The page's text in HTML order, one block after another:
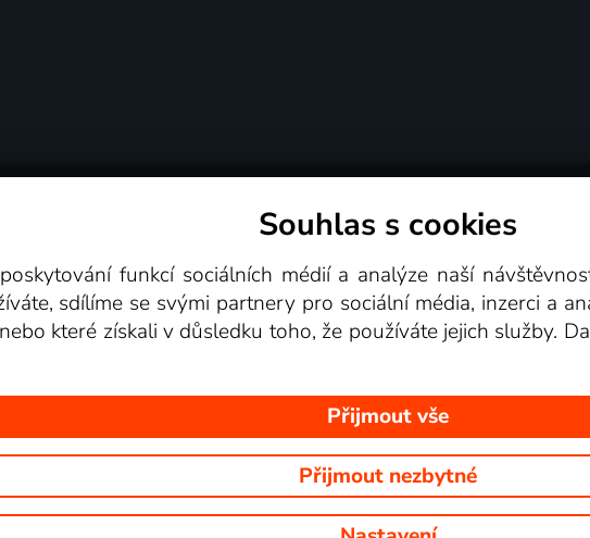
Videotéka
© goNET s.r.o. Na tomto webu jsou zobrazovány obrázky z pořadů TV stanic,
Souhlas s cookies
funkcí sociálních médií a analýze naší
sdílíme se svými partnery pro sociální média, inzerci a
které získali v důsledku toho, že používáte jejich služby.
Přijmout vše
Přijmout nezbytné